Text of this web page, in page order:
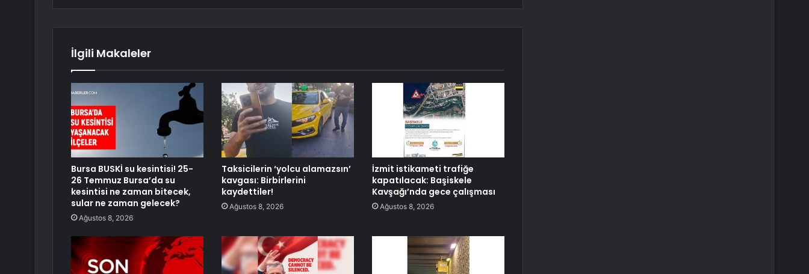
İlgili Makaleler
Bursa BUSKİ su kesintisi! 25-
26 Temmuz Bursa’da su
kesintisi ne zaman bitecek,
sular ne zaman gelecek?
Ağustos 8, 2026
Taksicilerin ‘yolcu alamazsın’
kavgası: Birbirlerini
kaydettiler!
Ağustos 8, 2026
İzmit istikameti trafiğe
kapatılacak: Başiskele
Kavşağı’nda gece çalışması
Ağustos 8, 2026